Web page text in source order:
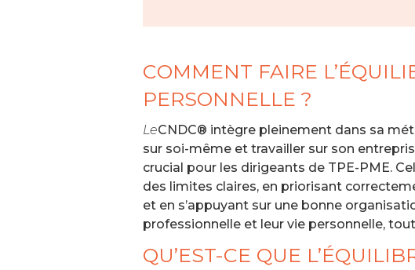
COMMENT FAIRE
PERSONNELLE ?
LeCNDC® intègre pleinement dans sa
sur soi-même et travailler sur son
crucial pour les dirigeants de TPE-PME.
des limites claires, en priorisant
et en s’appuyant sur une bonne
professionnelle et leur vie personnelle,
QU’EST-CE QUE